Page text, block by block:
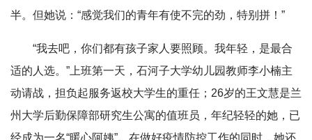
半。但她说：“感觉我们的青年有使不完的劲，特别拼！”
“我去吧，你们都有孩子家人要照顾。我年轻，是最合
适的人选。”上班第一天，石河子大学幼儿园教师李小楠主
动请战，担负起服务返校大学生的重任；26岁的王文慧是兰
州大学后勤保障部研究生公寓的值班员，年纪轻轻的她，已